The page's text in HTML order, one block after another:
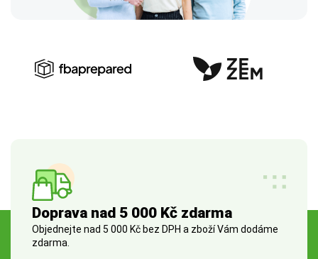
Doprava nad 5 000 Kč zdarma
Objednejte nad 5 000 Kč bez DPH a zboží Vám dodáme
zdarma.